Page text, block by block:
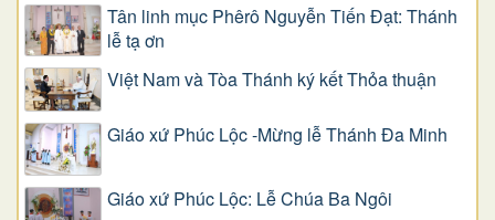
Tân linh mục Phêrô Nguyễn Tiến Đạt: Thánh
lễ tạ ơn
Việt Nam và Tòa Thánh ký kết Thỏa thuận
Giáo xứ Phúc Lộc -Mừng lễ Thánh Đa Minh
Giáo xứ Phúc Lộc: Lễ Chúa Ba Ngôi